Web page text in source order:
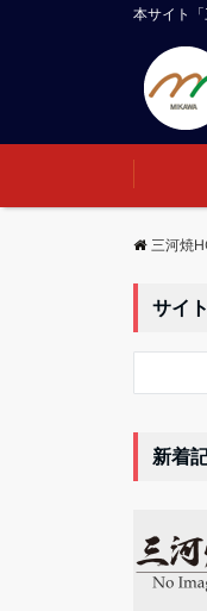
本サイト
三河焼
サイ
新着